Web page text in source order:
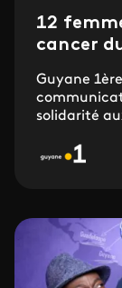
12
cancer
Guyane
solidarité